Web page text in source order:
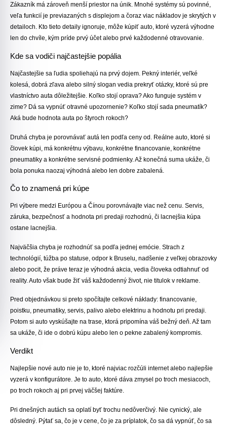
Zákazník má zároveň menší priestor na únik. Mnohé systémy sú povinné,
veľa funkcií je previazaných s displejom a čoraz viac nákladov je skrytých v
detailoch. Kto tieto detaily ignoruje, môže kúpiť auto, ktoré vyzerá výhodne
len do chvíle, kým príde prvý účet alebo prvé každodenné otravovanie.
Kde sa vodiči najčastejšie popália
Najčastejšie sa ľudia spoliehajú na prvý dojem. Pekný interiér, veľké
kolesá, dobrá zľava alebo silný slogan vedia prekryť otázky, ktoré sú pre
vlastníctvo auta dôležitejšie. Koľko stojí oprava? Ako funguje systém v
zime? Dá sa vypnúť otravné upozornenie? Koľko stojí sada pneumatík?
Aká bude hodnota auta po štyroch rokoch?
Druhá chyba je porovnávať autá len podľa ceny od. Reálne auto, ktoré si
človek kúpi, má konkrétnu výbavu, konkrétne financovanie, konkrétne
pneumatiky a konkrétne servisné podmienky. Až konečná suma ukáže, či
bola ponuka naozaj výhodná alebo len dobre zabalená.
Čo to znamená pri kúpe
Pri výbere medzi Európou a Čínou porovnávajte viac než cenu. Servis,
záruka, bezpečnosť a hodnota pri predaji rozhodnú, či lacnejšia kúpa
ostane lacnejšia.
Najväčšia chyba je rozhodnúť sa podľa jednej emócie. Strach z
technológií, túžba po statuse, odpor k Bruselu, nadšenie z veľkej obrazovky
alebo pocit, že práve teraz je výhodná akcia, vedia človeka odtiahnuť od
reality. Auto však bude žiť váš každodenný život, nie titulok v reklame.
Pred objednávkou si preto spočítajte celkové náklady: financovanie,
poistku, pneumatiky, servis, palivo alebo elektrinu a hodnotu pri predaji.
Potom si auto vyskúšajte na trase, ktorá pripomína váš bežný deň. Až tam
sa ukáže, či ide o dobrú kúpu alebo len o pekne zabalený kompromis.
Verdikt
Najlepšie nové auto nie je to, ktoré najviac rozčúli internet alebo najlepšie
vyzerá v konfigurátore. Je to auto, ktoré dáva zmysel po troch mesiacoch,
po troch rokoch aj pri prvej väčšej faktúre.
Pri dnešných autách sa oplatí byť trochu nedôverčivý. Nie cynický, ale
dôsledný. Pýtať sa, čo je v cene, čo je za príplatok, čo sa dá vypnúť, čo sa